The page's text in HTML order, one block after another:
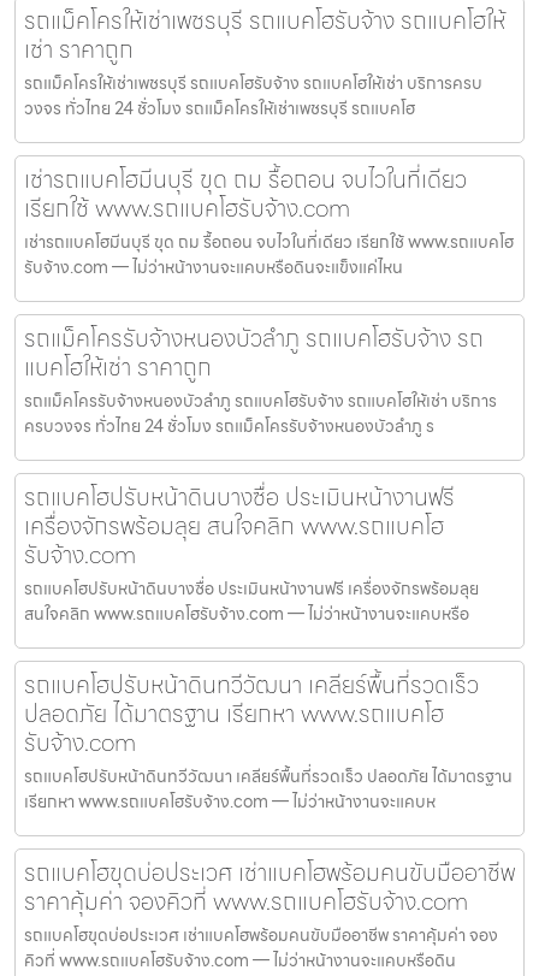
รถแม็คโครให้เช่าเพชรบุรี รถแบคโฮรับจ้าง รถแบคโฮให้
เช่า ราคาถูก
รถแม็คโครให้เช่าเพชรบุรี รถแบคโฮรับจ้าง รถแบคโฮให้เช่า บริการครบ
วงจร ทั่วไทย 24 ชั่วโมง รถแม็คโครให้เช่าเพชรบุรี รถแบคโฮ
เช่ารถแบคโฮมีนบุรี ขุด ถม รื้อถอน จบไวในที่เดียว
เรียกใช้ www.รถแบคโฮรับจ้าง.com
เช่ารถแบคโฮมีนบุรี ขุด ถม รื้อถอน จบไวในที่เดียว เรียกใช้ www.รถแบคโฮ
รับจ้าง.com — ไม่ว่าหน้างานจะแคบหรือดินจะแข็งแค่ไหน
รถแม็คโครรับจ้างหนองบัวลำภู รถแบคโฮรับจ้าง รถ
แบคโฮให้เช่า ราคาถูก
รถแม็คโครรับจ้างหนองบัวลำภู รถแบคโฮรับจ้าง รถแบคโฮให้เช่า บริการ
ครบวงจร ทั่วไทย 24 ชั่วโมง รถแม็คโครรับจ้างหนองบัวลำภู ร
รถแบคโฮปรับหน้าดินบางซื่อ ประเมินหน้างานฟรี
เครื่องจักรพร้อมลุย สนใจคลิก www.รถแบคโฮ
รับจ้าง.com
รถแบคโฮปรับหน้าดินบางซื่อ ประเมินหน้างานฟรี เครื่องจักรพร้อมลุย
สนใจคลิก www.รถแบคโฮรับจ้าง.com — ไม่ว่าหน้างานจะแคบหรือ
รถแบคโฮปรับหน้าดินทวีวัฒนา เคลียร์พื้นที่รวดเร็ว
ปลอดภัย ได้มาตรฐาน เรียกหา www.รถแบคโฮ
รับจ้าง.com
รถแบคโฮปรับหน้าดินทวีวัฒนา เคลียร์พื้นที่รวดเร็ว ปลอดภัย ได้มาตรฐาน
เรียกหา www.รถแบคโฮรับจ้าง.com — ไม่ว่าหน้างานจะแคบห
รถแบคโฮขุดบ่อประเวศ เช่าแบคโฮพร้อมคนขับมืออาชีพ
ราคาคุ้มค่า จองคิวที่ www.รถแบคโฮรับจ้าง.com
รถแบคโฮขุดบ่อประเวศ เช่าแบคโฮพร้อมคนขับมืออาชีพ ราคาคุ้มค่า จอง
คิวที่ www.รถแบคโฮรับจ้าง.com — ไม่ว่าหน้างานจะแคบหรือดิน